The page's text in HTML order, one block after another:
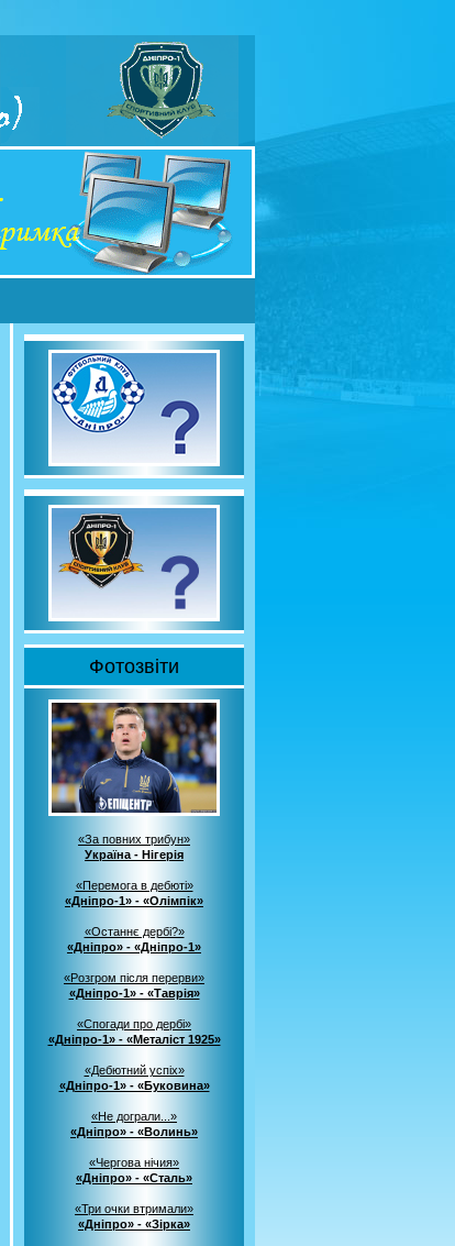
Фотозвіти
«За повних трибун»
Україна - Нігерія
«Перемога в дебюті»
«Дніпро-1» - «Олімпік»
«Останнє дербі?»
«Дніпро» - «Дніпро-1»
«Розгром після перерви»
«Дніпро-1» - «Таврія»
«Спогади про дербі»
«Дніпро-1» - «Металіст 1925»
«Дебютний успіх»
«Дніпро-1» - «Буковина»
«Не дограли...»
«Дніпро» - «Волинь»
«Чергова нічия»
«Дніпро» - «Сталь»
«Три очки втримали»
«Дніпро» - «Зірка»